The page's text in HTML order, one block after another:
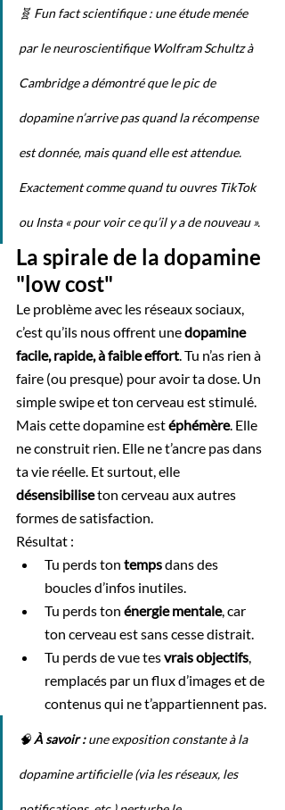
🧬 Fun fact scientifique : une étude menée
par le neuroscientifique Wolfram Schultz à
Cambridge a démontré que le pic de
dopamine n’arrive pas quand la récompense
est donnée, mais quand elle est attendue.
Exactement comme quand tu ouvres TikTok
ou Insta « pour voir ce qu’il y a de nouveau ».
La spirale de la dopamine
"low cost"
Le problème avec les réseaux sociaux,
c’est qu’ils nous offrent une dopamine
facile, rapide, à faible effort . Tu n’as rien à
faire (ou presque) pour avoir ta dose. Un
simple swipe et ton cerveau est stimulé.
Mais cette dopamine est éphémère. Elle
ne construit rien. Elle ne t’ancre pas dans
ta vie réelle. Et surtout, elle
désensibilise ton cerveau aux autres
formes de satisfaction.
Résultat :
Tu perds ton temps dans des
boucles d’infos inutiles.
Tu perds ton énergie mentale, car
ton cerveau est sans cesse distrait.
Tu perds de vue tes vrais objectifs
remplacés par un flux d’images et de
contenus qui ne t’appartiennent pas.
🧠 À savoir : une exposition constante à la
dopamine artificielle (via les réseaux, les